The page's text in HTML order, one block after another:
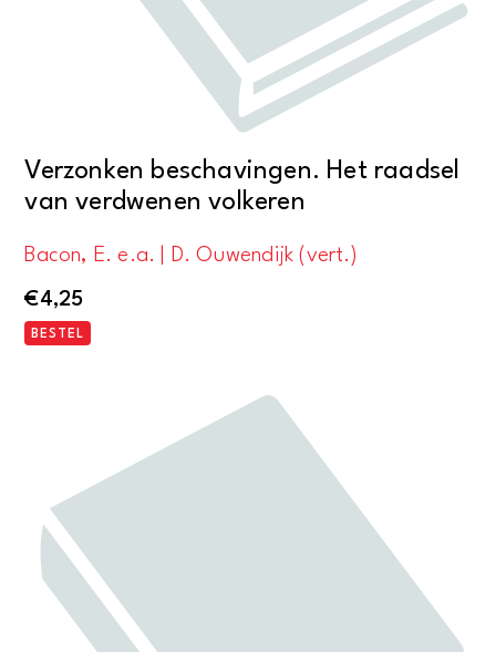
Verzonken beschavingen. Het raadsel
van verdwenen volkeren
Bacon, E. e.a. | D. Ouwendijk (vert.)
€4,25
BESTEL